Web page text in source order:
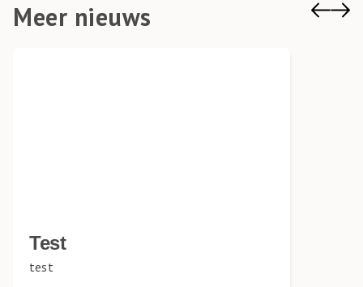
Meer nieuws
Test
test